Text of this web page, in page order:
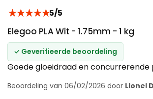
★★★★★5/5
Elegoo PLA Wit - 1.75mm - 1 kg
✓ Geverifieerde beoordeling
Goede gloeidraad en concurrerende
Beoordeling van 06/02/2026 door Lionel